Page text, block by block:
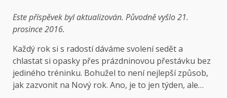
Estepříspěvek byl aktualizován. Původně vyšlo 21.
prosince 2016.
Každý rok si s radostí dáváme svolení sedět a
chlastat si opasky přes prázdninovou přestávku bez
jediného tréninku. Bohužel to není nejlepší způsob,
jak zazvonit na Nový rok. Ano, je to jen týden, ale…